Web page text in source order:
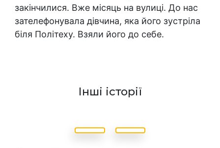
закінчилися. Вже місяць на вулиці. До нас
зателефонувала дівчина, яка його зустріла
біля Політеху. Взяли його до себе.
Інші історії